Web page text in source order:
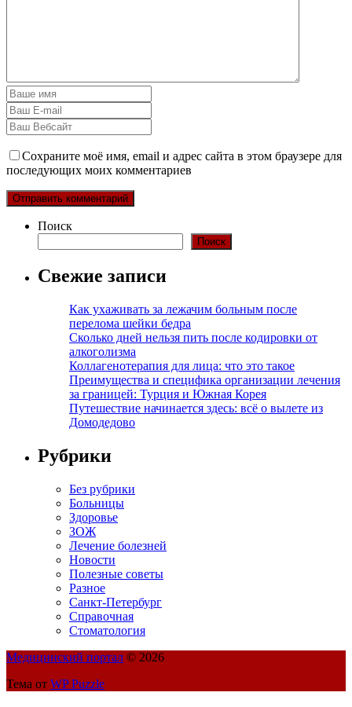
Сохраните моё имя, email и адрес сайта в этом браузере для
последующих моих комментариев
Поиск
Поиск
Свежие записи
Как ухаживать за лежачим больным после
перелома шейки бедра
Сколько дней нельзя пить после кодировки от
алкоголизма
Коллагенотерапия для лица: что это такое
Преимущества и специфика организации лечения
за границей: Турция и Южная Корея
Путешествие начинается здесь: всё о вылете из
Домодедово
Рубрики
Без рубрики
Больницы
Здоровье
ЗОЖ
Лечение болезней
Новости
Полезные советы
Разное
Санкт-Петербург
Справочная
Стоматология
Медицинский портал © 2026
Тема от WP Puzzle